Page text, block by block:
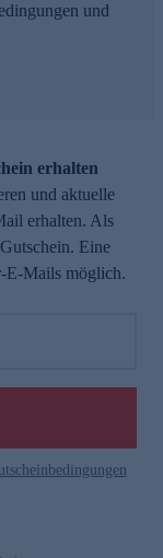
und
erhalten
und aktuelle
erhalten. Als
Eine
E-Mails möglich.